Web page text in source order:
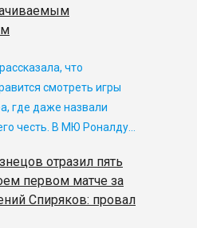
что
смотреть игры
где даже назвали
честь. В МЮ Роналду…
отразил пять
первом матче за
Спиряков: провал